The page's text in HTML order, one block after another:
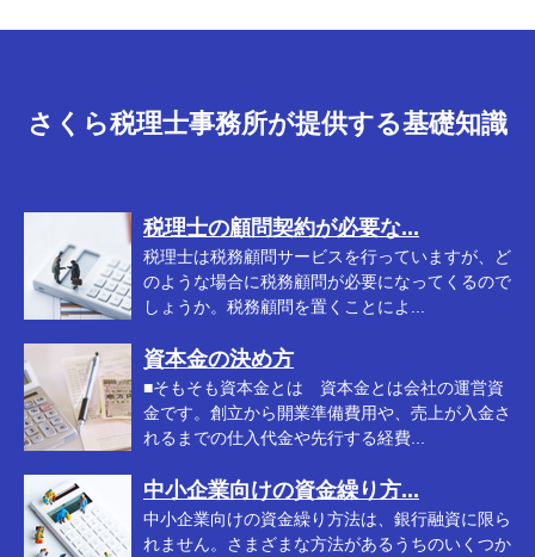
さくら税理士事務所が提供する基礎知識
税理士の顧問契約が必要な...
税理士は税務顧問サービスを行っていますが、ど
のような場合に税務顧問が必要になってくるので
しょうか。税務顧問を置くことによ...
資本金の決め方
■そもそも資本金とは 資本金とは会社の運営資
金です。創立から開業準備費用や、売上が入金さ
れるまでの仕入代金や先行する経費...
中小企業向けの資金繰り方...
中小企業向けの資金繰り方法は、銀行融資に限ら
れません。さまざまな方法があるうちのいくつか